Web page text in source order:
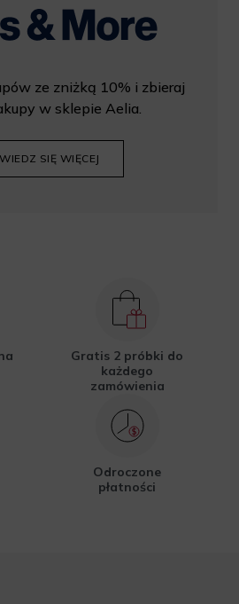
ze zniżką 10% i zbieraj
w sklepie Aelia.
SIĘ WIĘCEJ
Gratis 2 próbki do
każdego
zamówienia
Odroczone
płatności